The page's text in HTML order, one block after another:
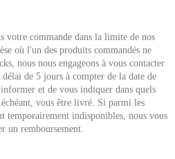
votre commande dans la limite de nos
où l'un des produits commandés ne
nous nous engageons à vous contacter
de 5 jours à compter de la date de
et de vous indiquer dans quels
vous être livré. Si parmi les
temporairement indisponibles, nous vous
un remboursement.